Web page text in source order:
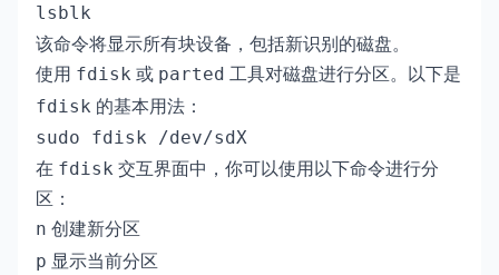
lsblk
该命令将显示所有块设备，包括新识别的磁盘。
使用 fdisk 或 parted 工具对磁盘进行分区。以下是
fdisk 的基本用法：
sudo fdisk /dev/sdX
在 fdisk 交互界面中，你可以使用以下命令进行分
区：
n 创建新分区
p 显示当前分区